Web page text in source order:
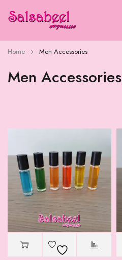
Men Accessories
Home Men Accessories